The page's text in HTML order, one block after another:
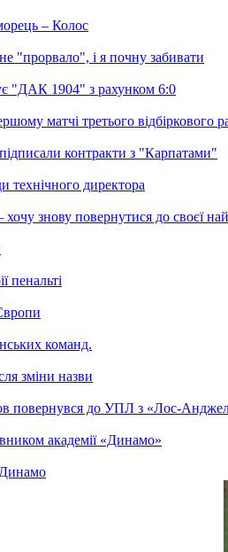
– Колос
"прорвало", і я почну забивати
"ДАК 1904" з рахунком 6:0
матчі третього відбіркового
контракти з "Карпатами"
технічного директора
знову повернутися до своєї
пенальті
команд.
зміни назви
повернувся до УПЛ з «Лос-
академії «Динамо»